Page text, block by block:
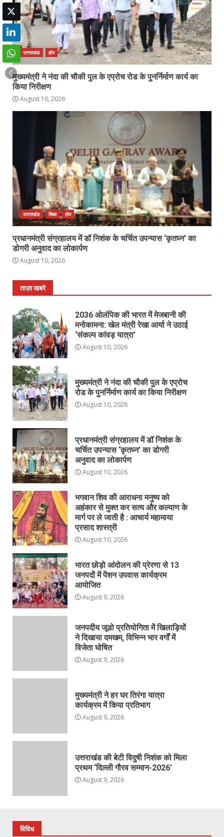
उत्तराखंड होम
मुख्यमंत्री ने नंदा की चौकी पुल के एप्रोच रोड के पुनर्निर्माण कार्य का
किया निरीक्षण
August 10, 2026
उत्तराखंड शिक्षा होम
प्रधानमंत्री संग्रहालय में डॉ निशंक के चर्चित उपन्यास ‘कृतघ्न’ का
डोगरी अनुवाद का लोकार्पण
August 10, 2026
ताज़ा खबरे
2036 ओलंपिक की भारत में मेजबानी की
मनोकामना: खेल मंत्री रेखा आर्या ने उठाई
‘संकल्प कांवड़ यात्रा’
August 10, 2026
मुख्यमंत्री ने नंदा की चौकी पुल के एप्रोच
रोड के पुनर्निर्माण कार्य का किया निरीक्षण
August 10, 2026
प्रधानमंत्री संग्रहालय में डॉ निशंक के
चर्चित उपन्यास ‘कृतघ्न’ का डोगरी
अनुवाद का लोकार्पण
August 10, 2026
भगवान शिव की आराधना मनुष्य को
अहंकार से मुक्त कर सत्य और कल्याण के
मार्ग पर ले जाती है : आचार्य महामाया
प्रसाद शास्त्री
August 10, 2026
भारत छोड़ो आंदोलन की प्रेरणा से 13
जनपदों में पेंशन उपवास कार्यक्रम
आयोजित
August 9, 2026
जनपदीय जूडो प्रतियोगिता में खिलाड़ियों
ने दिखाया दमखम, विभिन्न भार वर्गों में
विजेता घोषित
August 9, 2026
मुख्यमंत्री ने हर घर तिरंगा यात्रा
कार्यक्रम में किया प्रतिभाग
August 9, 2026
उत्तराखंड की बेटी विदुषी निशंक को मिला
प्रथम ‘दिल्ली गौरव सम्मान-2026’
August 9, 2026
विविध